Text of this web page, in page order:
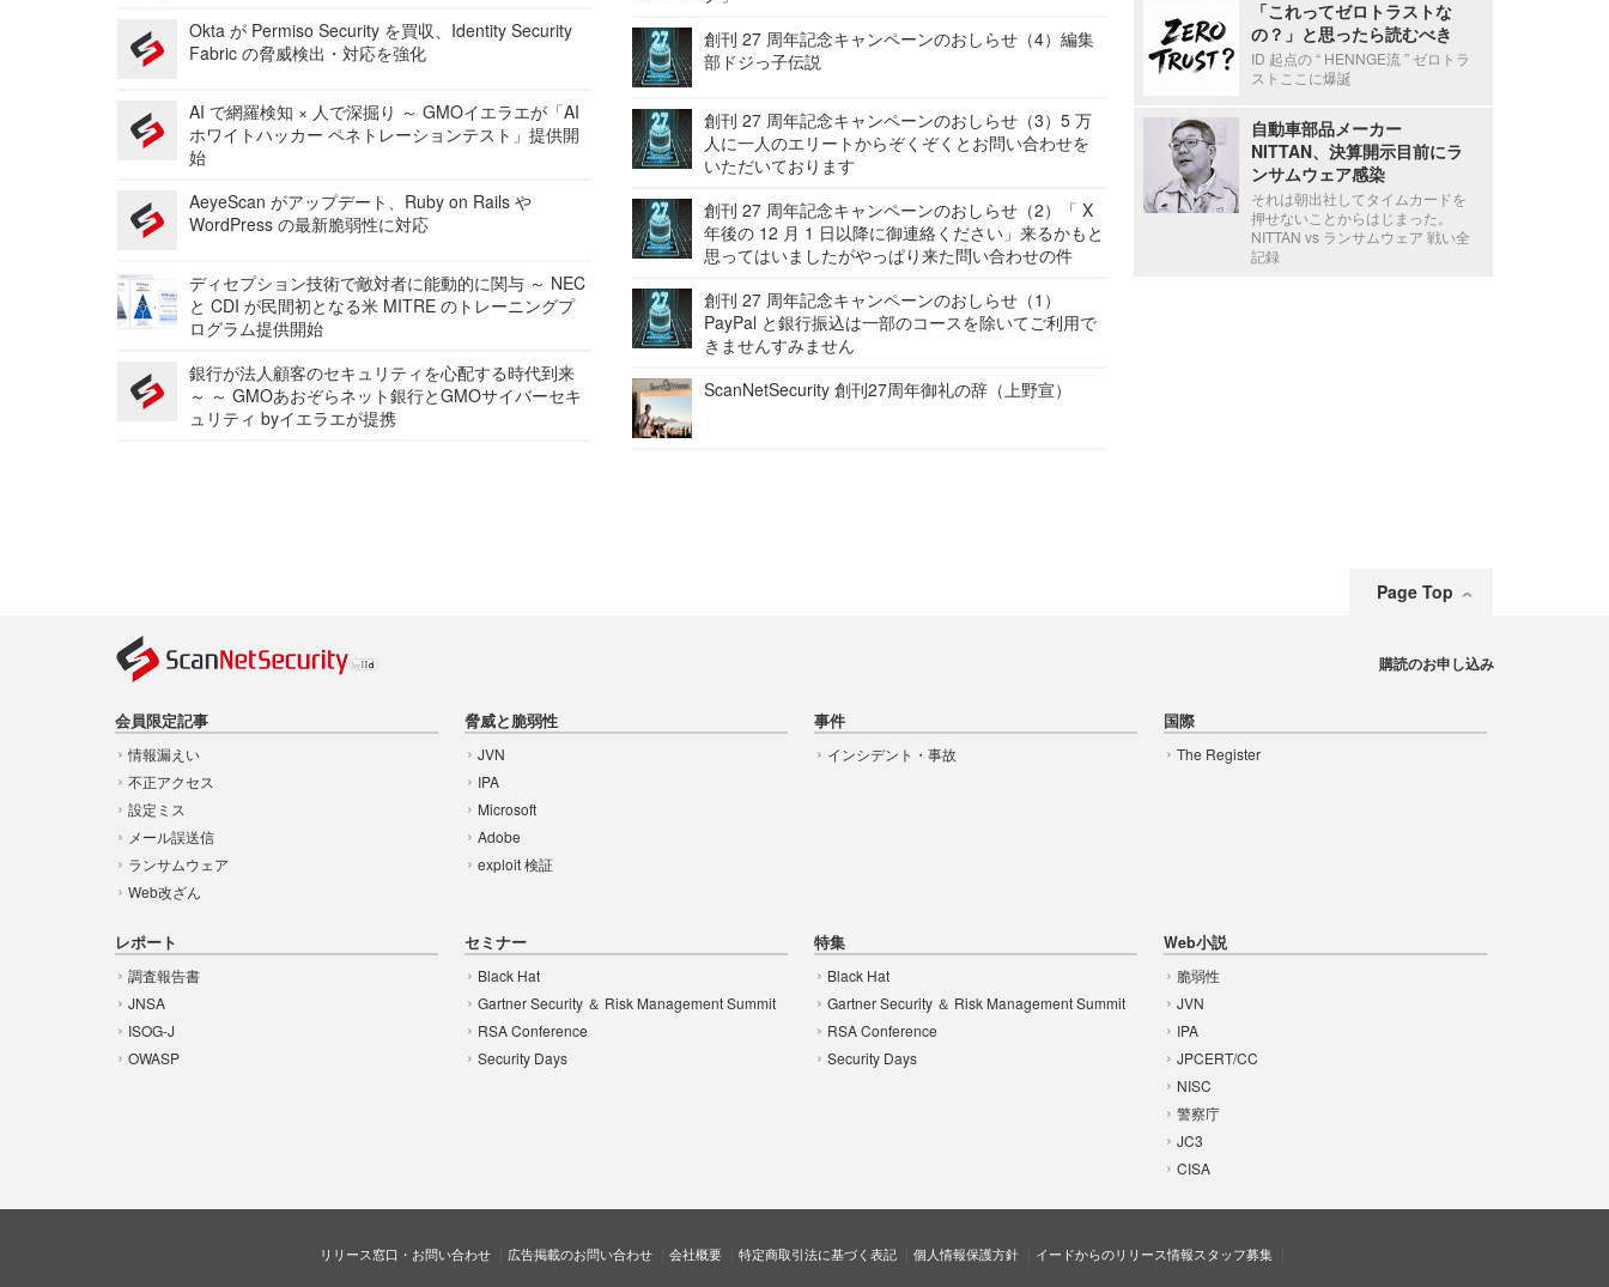
Okta が Permiso Security を買収、Identity Security
Fabric の脅威検出・対応を強化
AI で網羅検知 × 人で深掘り ～ GMOイエラエが「AI
ホワイトハッカー ペネトレーションテスト」提供開
始
AeyeScan がアップデート、Ruby on Rails や
WordPress の最新脆弱性に対応
ディセプション技術で敵対者に能動的に関与 ～ NEC
と CDI が民間初となる米 MITRE のトレーニングプ
ログラム提供開始
銀行が法人顧客のセキュリティを心配する時代到来
～ ～ GMOあおぞらネット銀行とGMOサイバーセキ
ュリティ byイエラエが提携
創刊 27 周年記念キャンペーンのおしらせ（4）編集
部ドジっ子伝説
創刊 27 周年記念キャンペーンのおしらせ（3）5 万
人に一人のエリートからぞくぞくとお問い合わせを
いただいております
創刊 27 周年記念キャンペーンのおしらせ（2）「 X
年後の 12 月 1 日以降に御連絡ください」来るかもと
思ってはいましたがやっぱり来た問い合わせの件
創刊 27 周年記念キャンペーンのおしらせ（1）
PayPal と銀行振込は一部のコースを除いてご利用で
きませんすみません
ScanNetSecurity 創刊27周年御礼の辞（上野宣）
「これってゼロトラストな
の？」と思ったら読むべき
ID 起点の “ HENNGE流 ” ゼロトラ
ストここに爆誕
自動車部品メーカー
NITTAN、決算開示目前にラ
ンサムウェア感染
それは朝出社してタイムカードを
押せないことからはじまった。
NITTAN vs ランサムウェア 戦い全
記録
Page Top
会員限定記事
情報漏えい
不正アクセス
設定ミス
メール誤送信
ランサムウェア
Web改ざん
脅威と脆弱性
JVN
IPA
Microsoft
Adobe
exploit 検証
事件
インシデント・事故
国際
The Register
レポート
調査報告書
JNSA
ISOG-J
OWASP
セミナー
Black Hat
Gartner Security ＆ Risk Management Summit
RSA Conference
Security Days
特集
Black Hat
Gartner Security ＆ Risk Management Summit
RSA Conference
Security Days
Web小説
脆弱性
JVN
IPA
JPCERT/CC
NISC
警察庁
JC3
CISA
購読のお申し込み
リリース窓口・お問い合わせ 広告掲載のお問い合わせ 会社概要 特定商取引法に基づく表記 個人情報保護方針 イードからのリリース情報スタッフ募集